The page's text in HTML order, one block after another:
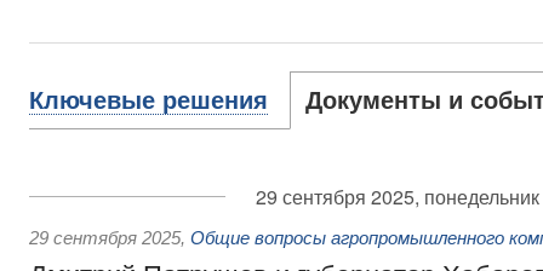
Ключевые решения Документы и
29 сентября 2025, понедельник
29 сентября 2025, Общие вопросы агропромышленного